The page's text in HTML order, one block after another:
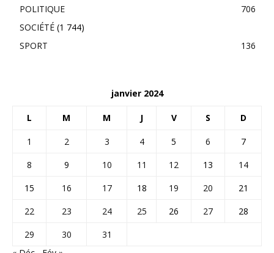
POLITIQUE
706
SOCIÉTÉ (1 744)
SPORT
136
janvier 2024
L M M J V S D
1 2 3 4 5 6
7
8
9 10 11 12 13
14
15
16 17 18 19 20
21
22
23 24 25 26 27
28
29
30
31